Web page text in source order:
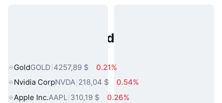
Activos del Mundo Real
GoldGOLD 4257,89 $
0.21%
Nvidia CorpNVDA 218,04 $
0.54%
Apple Inc.AAPL 310,19 $
0.26%